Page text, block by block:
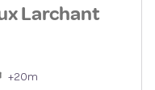
Larchant
+20m